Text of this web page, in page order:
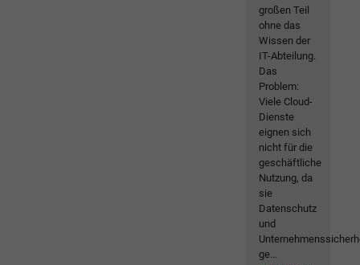
großen Teil
ohne das
Wissen der
IT-Abteilung.
Das
Problem:
Viele Cloud-
Dienste
eignen sich
nicht für die
geschäftliche
Nutzung, da
sie
Datenschutz
und
ge...